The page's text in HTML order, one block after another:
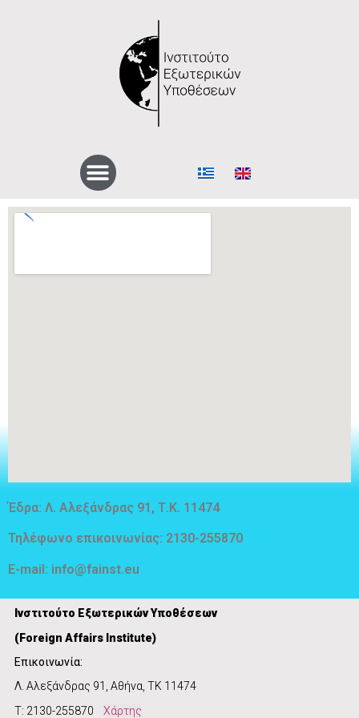
Έδρα: Λ. Αλεξάνδρας 91, Τ.Κ. 11474
Τηλέφωνο επικοινωνίας: 2130-255870
E-mail: info@fainst.eu
Ινστιτούτο Εξωτερικών Υποθέσεων
(Foreign Affairs Institute)
Επικοινωνία:
Λ. Αλεξάνδρας 91, Αθήνα, ΤΚ 11474
Τ: 2130-255870
Χάρτης